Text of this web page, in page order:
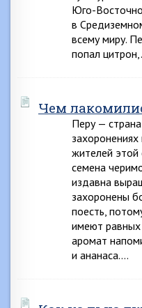
Юго-
в
всему миру.
попал
Чем
Перу —
жителей
семена
издавна
захоронены
поесть,
имеют равных
аромат
и ананаса….